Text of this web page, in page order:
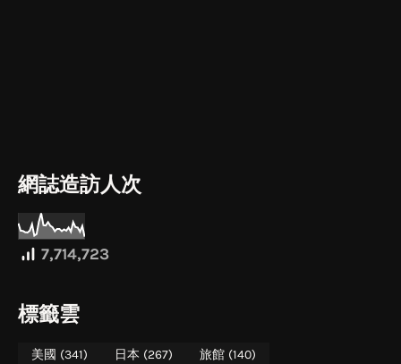
網誌造訪人次
7,714,723
標籤雲
美國 (341) 日本 (267) 旅館 (140)